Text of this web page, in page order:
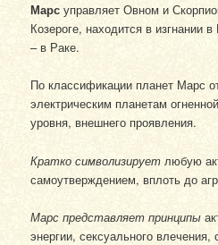
Марсуправляет Овном и
Козероге, находится в изгнании
– в Раке.
По классификации планет Марс
электрическим планетам
уровня, внешнего проявления.
Кратко символизирует любую
самоутверждением, вплоть до
Марс представляет принципы
энергии, сексуального